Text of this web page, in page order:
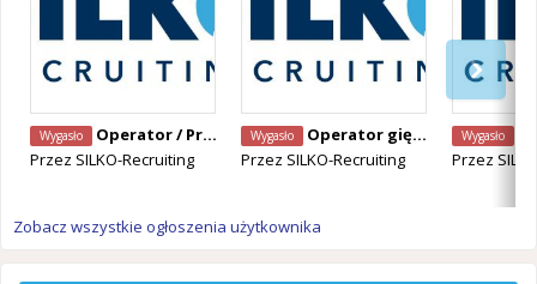
Wygasło
Operator / Programista CNC Mazak – Alken, Belgia
Przez SILKO-Recruiting
Wygasło
Operator giętarki CNC – Staden, Belgia
Przez SILKO-Recruiting
Wygasło
Przez
Zobacz wszystkie ogłoszenia użytkownika